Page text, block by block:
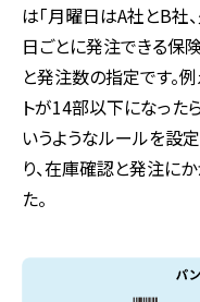
は「月曜日はA社とB社
日ごとに発注できる保
と発注数の指定です。
トが14部以下になった
いうようなルールを設
り、在庫確認と発注に
た。